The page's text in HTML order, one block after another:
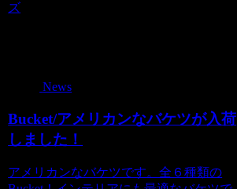
ズ
News
Bucket/アメリカンなバケツが入荷
しました！
アメリカンなバケツです。全６種類の